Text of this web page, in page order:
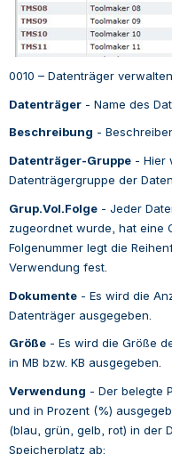
0010 – Datenträger verwalten
Datenträger - Name des
Beschreibung -
Datenträger-Gruppe - Hier
Datenträgergruppe der
Grup.Vol.Folge - Jeder
zugeordnet wurde, hat eine
Folgenummer legt die
Verwendung fest.
Dokumente - Es wird die
Datenträger ausgegeben.
Größe - Es wird die Größe
in MB bzw. KB ausgegeben.
Verwendung - Der belegte
und in Prozent (%)
(blau, grün, gelb, rot) in der
Speicherplatz ab: